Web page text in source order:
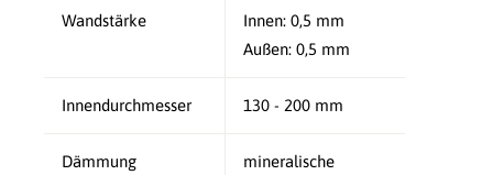
Wandstärke
Innen: 0,5 mm
Außen: 0,5 mm
Innendurchmesser 130 - 200 mm
Dämmung
mineralische